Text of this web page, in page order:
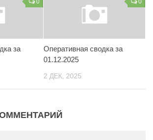
0
за
0
Оперативная сводка за
01.12.2025
2 ДЕК, 2025